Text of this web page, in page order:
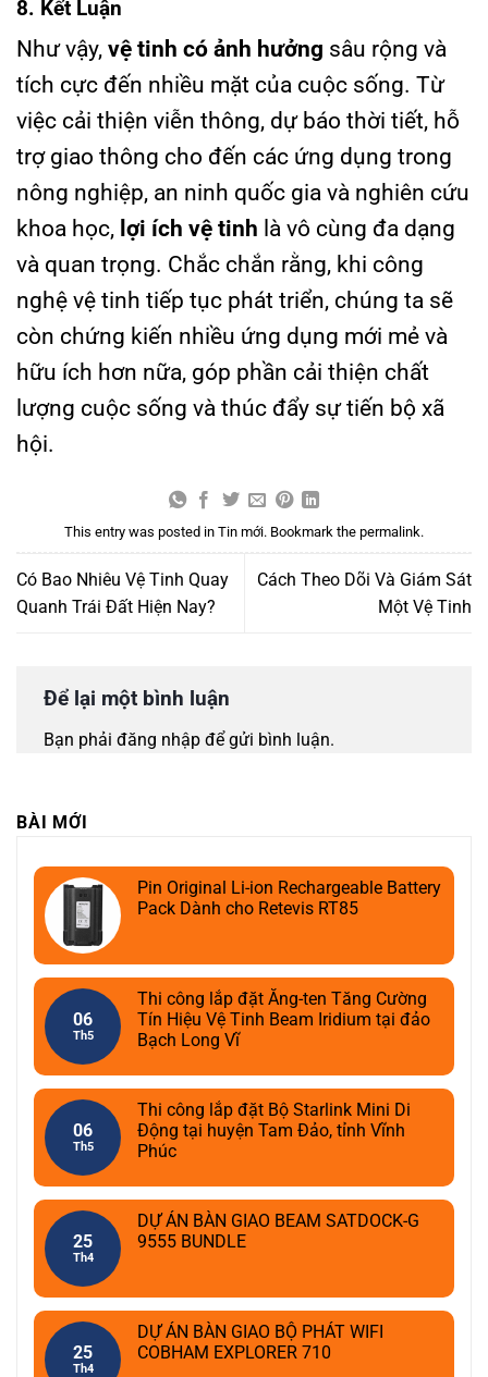
8. Kết Luận
Như vậy, vệ tinh có ảnh hưởng sâu rộng và
tích cực đến nhiều mặt của cuộc sống. Từ
việc cải thiện viễn thông, dự báo thời tiết, hỗ
trợ giao thông cho đến các ứng dụng trong
nông nghiệp, an ninh quốc gia và nghiên cứu
khoa học, lợi ích vệ tinh là vô cùng đa dạng
và quan trọng. Chắc chắn rằng, khi công
nghệ vệ tinh tiếp tục phát triển, chúng ta sẽ
còn chứng kiến nhiều ứng dụng mới mẻ và
hữu ích hơn nữa, góp phần cải thiện chất
lượng cuộc sống và thúc đẩy sự tiến bộ xã
hội.
This entry was posted in Tin mới. Bookmark the permalink.
Có Bao Nhiêu Vệ Tinh Quay
Quanh Trái Đất Hiện Nay?
Cách Theo Dõi Và Giám Sát
Một Vệ Tinh
Để lại một bình luận
Bạn phải đăng nhập để gửi bình luận.
BÀI MỚI
Pin Original Li-ion Rechargeable Battery
Pack Dành cho Retevis RT85
06
Th5
Thi công lắp đặt Ăng-ten Tăng Cường
Tín Hiệu Vệ Tinh Beam Iridium tại đảo
Bạch Long Vĩ
06
Th5
Thi công lắp đặt Bộ Starlink Mini Di
Động tại huyện Tam Đảo, tỉnh Vĩnh
Phúc
25
Th4
DỰ ÁN BÀN GIAO BEAM SATDOCK-G
9555 BUNDLE
25
Th4
DỰ ÁN BÀN GIAO BỘ PHÁT WIFI
COBHAM EXPLORER 710